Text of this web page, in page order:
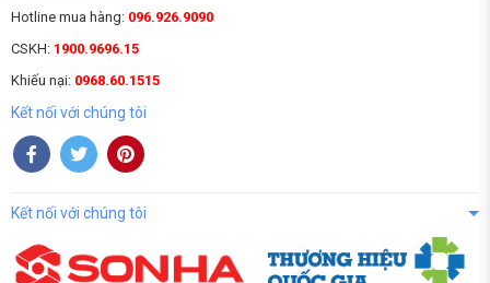
Hotline mua hàng: 096.926.9090
CSKH: 1900.9696.15
Khiếu nại: 0968.60.1515
Kết nối với chúng tôi
Kết nối với chúng tôi